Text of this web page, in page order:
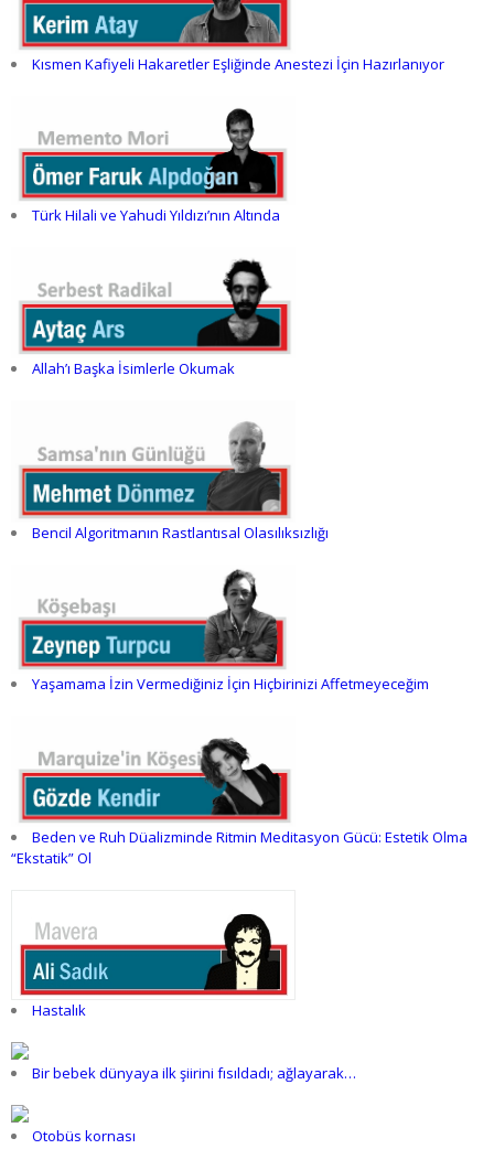
Kısmen Kafiyeli Hakaretler Eşliğinde Anestezi İçin Hazırlanıyor
Türk Hilali ve Yahudi Yıldızı’nın Altında
Allah’ı Başka İsimlerle Okumak
Bencil Algoritmanın Rastlantısal Olasılıksızlığı
Yaşamama İzin Vermediğiniz İçin Hiçbirinizi Affetmeyeceğim
Beden ve Ruh Düalizminde Ritmin Meditasyon Gücü: Estetik Olma
“Ekstatik” Ol
Hastalık
Bir bebek dünyaya ilk şiirini fısıldadı; ağlayarak…
Otobüs kornası